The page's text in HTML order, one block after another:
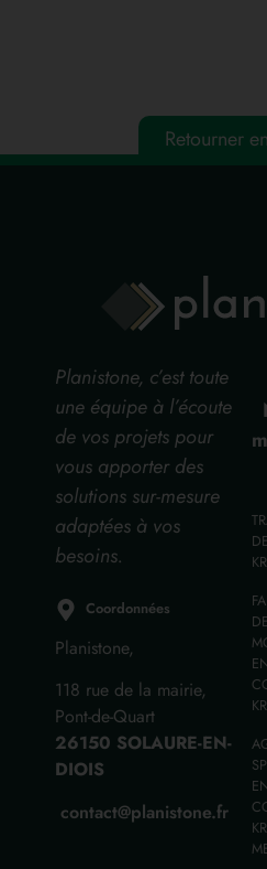
Retourner
Planistone, c’est toute
une équipe à l’écoute
de vos projets pour
vous apporter des
solutions sur-mesure
adaptées à vos
besoins.
Coordonnées
Planistone,
118 rue de la mairie,
Pont-de-Quart
26150 SOLAURE-EN-
DIOIS
contact@planistone.fr
DE